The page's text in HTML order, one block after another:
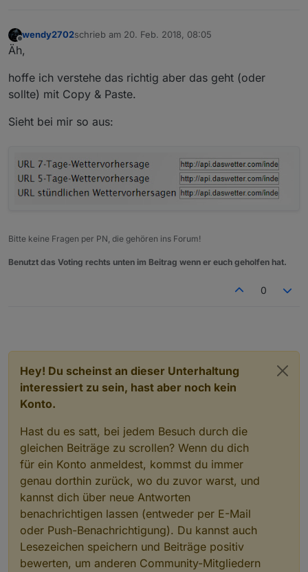
wendy2702schrieb am 20. Feb. 2018, 08:05
zuletzt editiert von
Äh,
hoffe ich verstehe das richtig aber das geht (oder
sollte) mit Copy & Paste.
Sieht bei mir so aus:
Bitte keine Fragen per PN, die gehören ins Forum!
Benutzt das Voting rechts unten im Beitrag wenn er euch geholfen hat.
0
Hey! Du scheinst an dieser Unterhaltung
interessiert zu sein, hast aber noch kein
Konto.
Hast du es satt, bei jedem Besuch durch die
gleichen Beiträge zu scrollen? Wenn du dich
für ein Konto anmeldest, kommst du immer
genau dorthin zurück, wo du zuvor warst, und
kannst dich über neue Antworten
benachrichtigen lassen (entweder per E-Mail
oder Push-Benachrichtigung). Du kannst auch
Lesezeichen speichern und Beiträge positiv
bewerten, um anderen Community-Mitgliedern